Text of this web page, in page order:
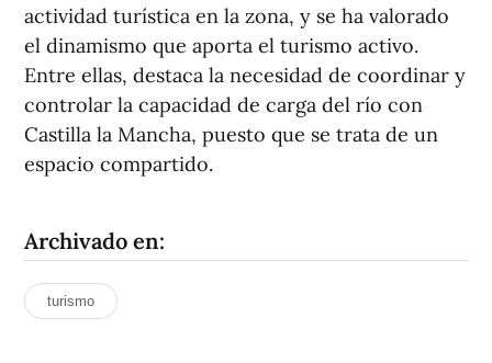
actividad turística en la zona, y se ha valorado
el dinamismo que aporta el turismo activo.
Entre ellas, destaca la necesidad de coordinar y
controlar la capacidad de carga del río con
Castilla la Mancha, puesto que se trata de un
espacio compartido.
Archivado en:
turismo